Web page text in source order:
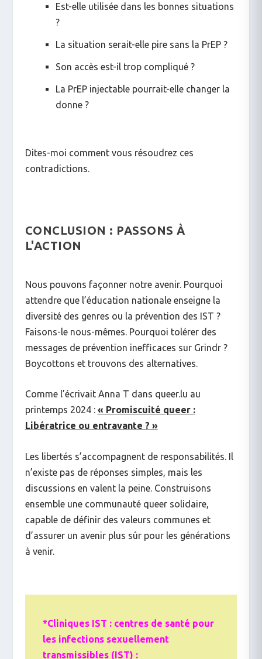
Est-elle utilisée dans les bonnes situations
?
La situation serait-elle pire sans la PrEP ?
Son accès est-il trop compliqué ?
La PrEP injectable pourrait-elle changer la
donne ?
Dites-moi comment vous résoudrez ces
contradictions.
CONCLUSION : PASSONS À
L'ACTION
Nous pouvons façonner notre avenir. Pourquoi
attendre que l’éducation nationale enseigne la
diversité des genres ou la prévention des IST ?
Faisons-le nous-mêmes. Pourquoi tolérer des
messages de prévention inefficaces sur Grindr ?
Boycottons et trouvons des alternatives.
Comme l’écrivait Anna T dans queer.lu au
printemps 2024 : « Promiscuité queer :
Libératrice ou entravante ? »
Les libertés s’accompagnent de responsabilités. Il
n’existe pas de réponses simples, mais les
discussions en valent la peine. Construisons
ensemble une communauté queer solidaire,
capable de définir des valeurs communes et
d’assurer un avenir plus sûr pour les générations
à venir.
*Cliniques IST : centres de santé pour
les infections sexuellement
transmissibles (IST) :